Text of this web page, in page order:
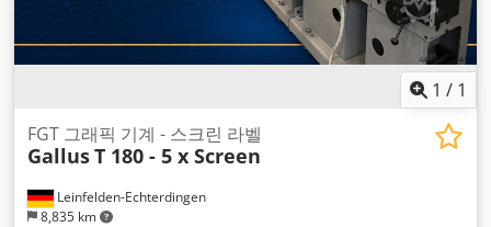
1 / 1
Leinfelden-Echterdingen
8,835 km
FGT 그래픽 기계 - 스크린 라벨
GallusT 180 - 5 x Screen